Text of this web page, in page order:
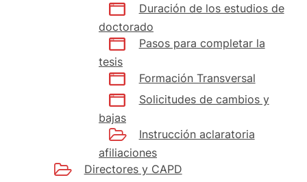
Duración de los estudios de
doctorado
Pasos para completar la
tesis
Formación Transversal
Solicitudes de cambios y
bajas
Instrucción aclaratoria
afiliaciones
Directores y CAPD